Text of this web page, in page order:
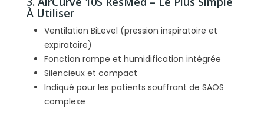
À Utiliser
Ventilation BiLevel (pression inspiratoire et
expiratoire)
Fonction rampe et humidification intégrée
Silencieux et compact
Indiqué pour les patients souffrant de SAOS
complexe